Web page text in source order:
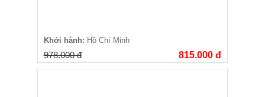
Khởi hành: Hồ Chí Minh
978.000 đ 815.000 đ